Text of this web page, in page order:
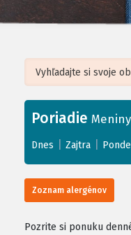
+
−
Leaflet| ©OpenStreetMap,
Poriadie
Dnes Zajtra
Zoznam alergénov
Pozrite si ponuku